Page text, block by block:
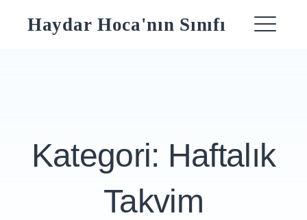
Haydar Hoca'nın Sınıfı
Kategori: Haftalık
Takvim